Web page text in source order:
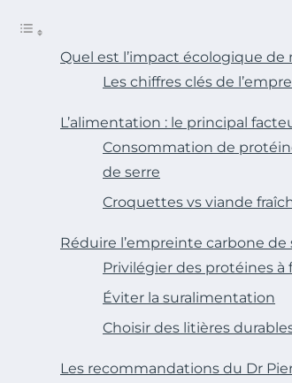
Quel est l’impact écologique
Les chiffres clés de
L’alimentation : le principal
Consommation de
de serre
Croquettes vs viande
Réduire l’empreinte carbone
Privilégier des protéines à
Éviter la suralimentation
Choisir des litières
Les recommandations du Dr